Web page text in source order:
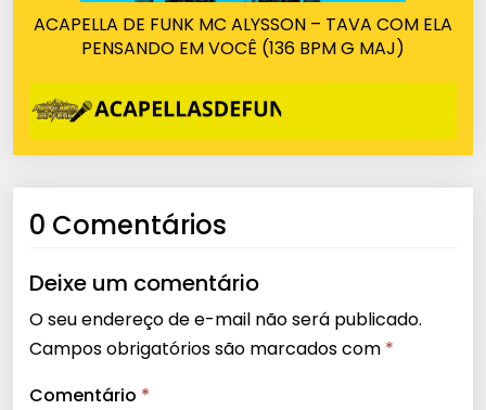
ACAPELLA DE FUNK MC ALYSSON – TAVA COM ELA
PENSANDO EM VOCÊ (136 BPM G MAJ)
0 Comentários
Deixe um comentário
O seu endereço de e-mail não será publicado.
Campos obrigatórios são marcados com *
Comentário *